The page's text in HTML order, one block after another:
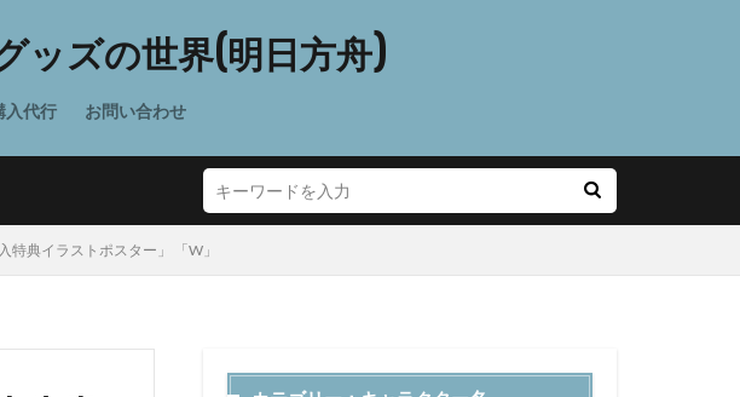
ッズの世界(明日方舟)
入代行 お問い合わせ
典イラストポスター」 「W」